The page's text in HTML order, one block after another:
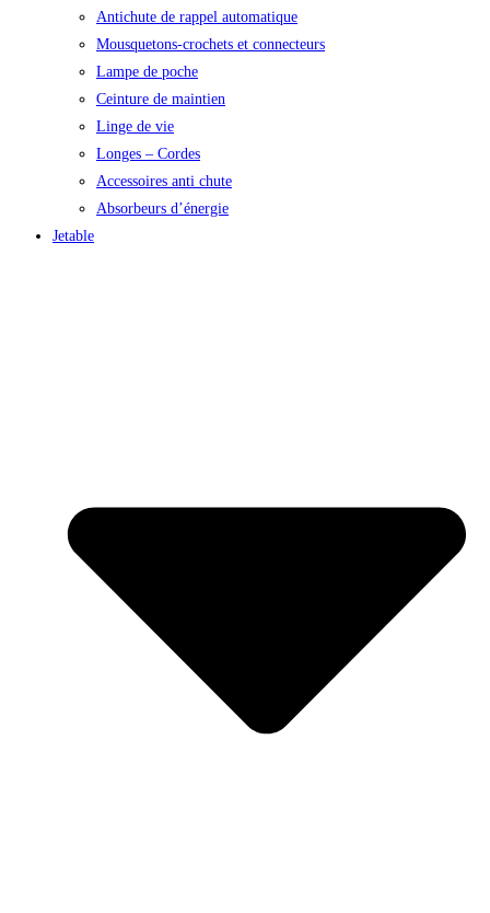
Antichute de rappel automatique
Mousquetons-crochets et connecteurs
Lampe de poche
Ceinture de maintien
Linge de vie
Longes – Cordes
Accessoires anti chute
Absorbeurs d’énergie
Jetable